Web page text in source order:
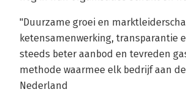
"Duurzame groei en
ketensamenwerking, transparantie
steeds beter aanbod en tevreden
methode waarmee elk bedrijf aan
Nederland